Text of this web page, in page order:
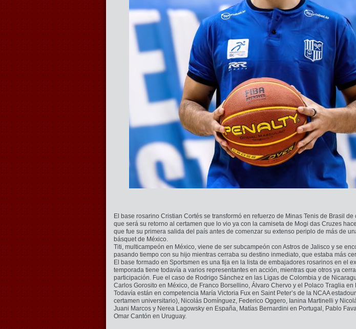
El base rosarino Cristian Cortés se transformó en refuerzo de Minas Tenis de Brasil de
que será su retorno al certamen que lo vio ya con la camiseta de Mogi das Cruzes
que fue su primera salida del país antes de comenzar su extenso periplo de más de
básquet de México.
Titi, multicampeón en México, viene de ser subcampeón con Astros de Jalisco y se
pasando tiempo con su hijo mientras cerraba su destino inmediato, que estaba más
El base formado en Sportsmen es una fija en la lista de embajadores rosarinos en el
temporada tiene todavía a varios representantes en acción, mientras que otros ya
participación. Fue el caso de Rodrigo Sánchez en las Ligas de Colombia y de
Carlos Gorosito en México, de Franco Borsellino, Álvaro Chervo y el Polaco Traglia en
Todavía están en competencia María Victoria Fux en Saint Peter’s de la NCAA
certamen universitario), Nicolás Domínguez, Federico Oggero, Ianina Martinelli y
Juani Marcos y Nerea Lagowsky en España, Matías Bernardini en Portugal, Pablo
Omar Cantón en Uruguay.